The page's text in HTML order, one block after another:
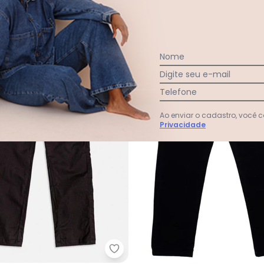
de Moletom Bonus (Preto)Youccie - Calça de Sarja com
Nome
Digite seu e-mail
Telefone
Ao enviar o cadastro, você
Privacidade